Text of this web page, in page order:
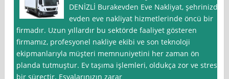
DENİZLİ Burakevden Eve Nakliyat, şehrinizde
evden eve nakliyat hizmetlerinde öncü bir
firmadır. Uzun yıllardır bu sektörde faaliyet gösteren
firmamız, profesyonel nakliye ekibi ve son teknoloji
ekipmanlarıyla müşteri memnuniyetini her zaman ön
planda tutmuştur. Ev taşıma işlemleri, oldukça zor ve stresli
bir süreçtir. Eşyalarınızın zarar